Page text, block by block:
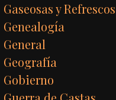
Gaseosas y Refrescos
Genealogía
General
Geografía
Gobierno